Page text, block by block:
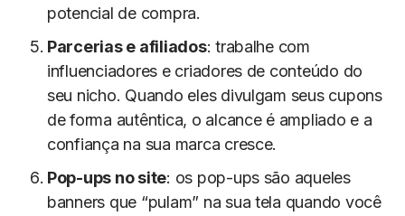
potencial de compra.
Parcerias e afiliados: trabalhe com
influenciadores e criadores de conteúdo do
seu nicho. Quando eles divulgam seus cupons
de forma autêntica, o alcance é ampliado e a
confiança na sua marca cresce.
Pop-ups no site: os pop-ups são aqueles
banners que “pulam” na sua tela quando você